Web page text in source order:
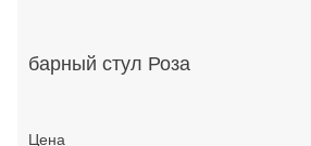
барный стул Роза